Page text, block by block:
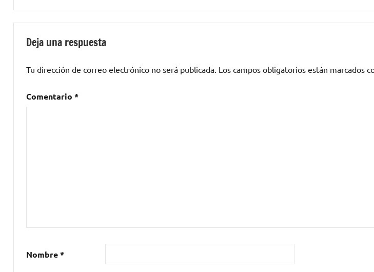
STUDIOS,
estragos,
Voormaan,
Deja una respuesta
Tu dirección de correo electrónico no será publicada. Los campos obligatorios están marcados
Comentario *
Nombre*